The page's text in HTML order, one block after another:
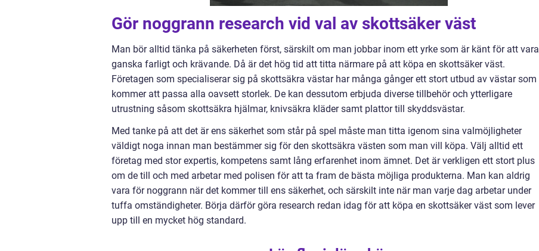
Gör noggrann research vid val av skottsäker väst
Man bör alltid tänka på säkerheten först, särskilt om man jobbar inom ett yrke som är känt för att vara
ganska farligt och krävande. Då är det hög tid att titta närmare på att köpa en skottsäker väst.
Företagen som specialiserar sig på skottsäkra västar har många gånger ett stort utbud av västar som
kommer att passa alla oavsett storlek. De kan dessutom erbjuda diverse tillbehör och ytterligare
utrustning såsom skottsäkra hjälmar, knivsäkra kläder samt plattor till skyddsvästar.
Med tanke på att det är ens säkerhet som står på spel måste man titta igenom sina valmöjligheter
väldigt noga innan man bestämmer sig för den skottsäkra västen som man vill köpa. Välj alltid ett
företag med stor expertis, kompetens samt lång erfarenhet inom ämnet. Det är verkligen ett stort plus
om de till och med arbetar med polisen för att ta fram de bästa möjliga produkterna. Man kan aldrig
vara för noggrann när det kommer till ens säkerhet, och särskilt inte när man varje dag arbetar under
tuffa omständigheter. Börja därför göra research redan idag för att köpa en skottsäker väst som lever
upp till en mycket hög standard.